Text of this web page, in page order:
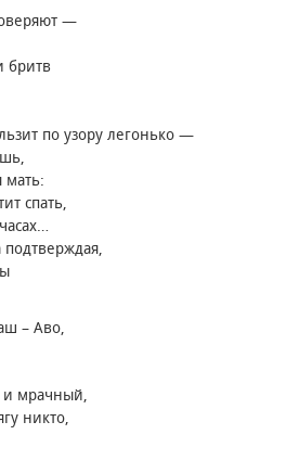
—
бритв
по узору легонько —
спать,
подтверждая,
– Аво,
и мрачный,
никто,